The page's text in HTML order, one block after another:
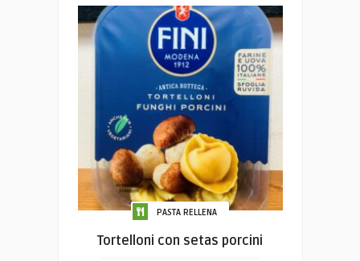
PASTA RELLENA
Tortelloni con setas porcini